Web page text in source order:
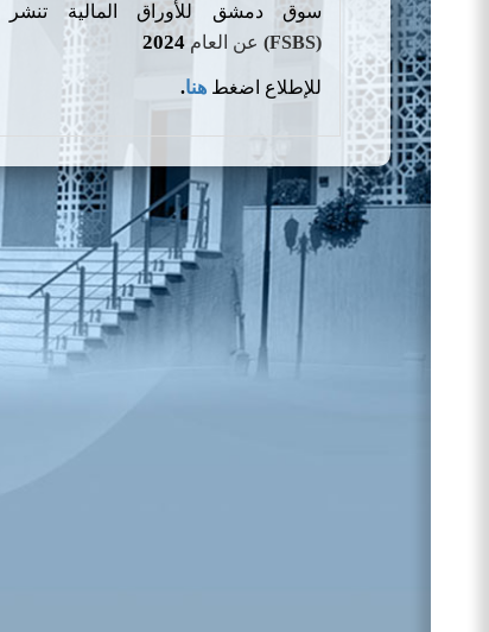
سوق دمشق للأوراق المالية تنشر
(
FSBS
) عن العام 2024
للإطلاع اضغط هنا.